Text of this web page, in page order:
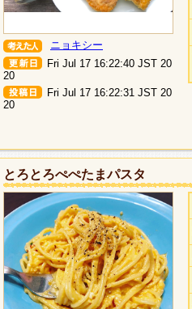
ニョキシー
Fri Jul 17 16:22:40 JST 20
20
Fri Jul 17 16:22:31 JST 20
20
とろとろぺぺたまパスタ